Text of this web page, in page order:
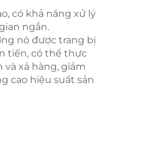
có khả năng xử lý
ngắn.
nó được trang bị
tiến, có thể thực
xả hàng, giảm
cao hiệu suất sản